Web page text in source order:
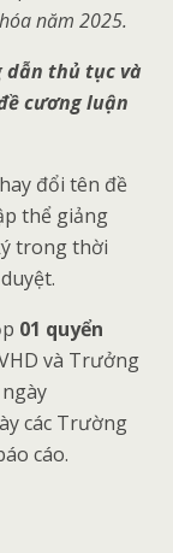
năm 2025.
dẫn thủ tục và
cương luận
đổi tên đề
thể giảng
trong thời
01 quyển
và Trưởng
các Trường
cáo.